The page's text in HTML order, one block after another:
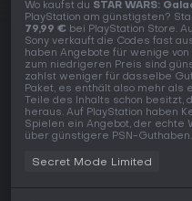
Wo kaufst du STAR WARS:
PlayStation am günstigsten?
79,99 € bei PlayStation Store.
Sony verkauft die Codes fast
haben Angebote für wenige
zum niedrigeren Preis sind
zahlst weniger für dasselbe
Paket, es enthält also mehr als
Teile des Inhalts schon besitzt,
heraus. Auf PlayStation haben
Spielen ein Angebot, der echte
über günstigere PSN-Guthaben.
Secret Mode Limited